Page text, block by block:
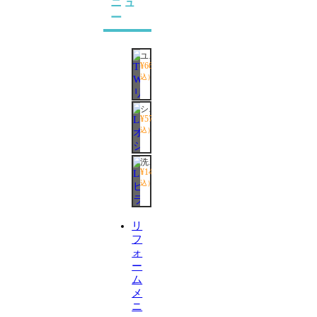
ニュ
ー
ユニットバス
¥664,620~
込）
システムキッチン
¥579,150~
込）
洗面化粧台
¥149,820~
込）
リ
フ
ォ
ー
ム
メ
ニ